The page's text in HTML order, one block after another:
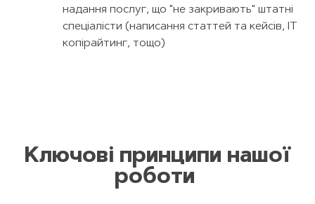
надання послуг, що "не закривають" штатні
спеціалісти (написання статтей та кейсів, IT
копірайтинг, тощо)
Ключові принципи нашої
роботи